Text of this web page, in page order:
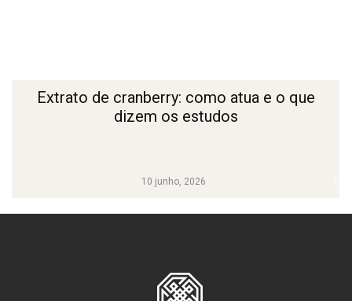
10 junho, 2026
Extrato de cranberry: como atua e o que
dizem os estudos